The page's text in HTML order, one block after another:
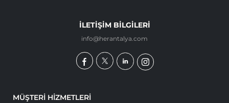
İLETIŞIM BILGILERI
info@herantalya.com
MÜŞTERI HIZMETLERI